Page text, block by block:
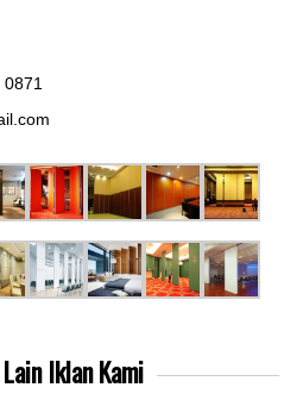
Iklan Kami